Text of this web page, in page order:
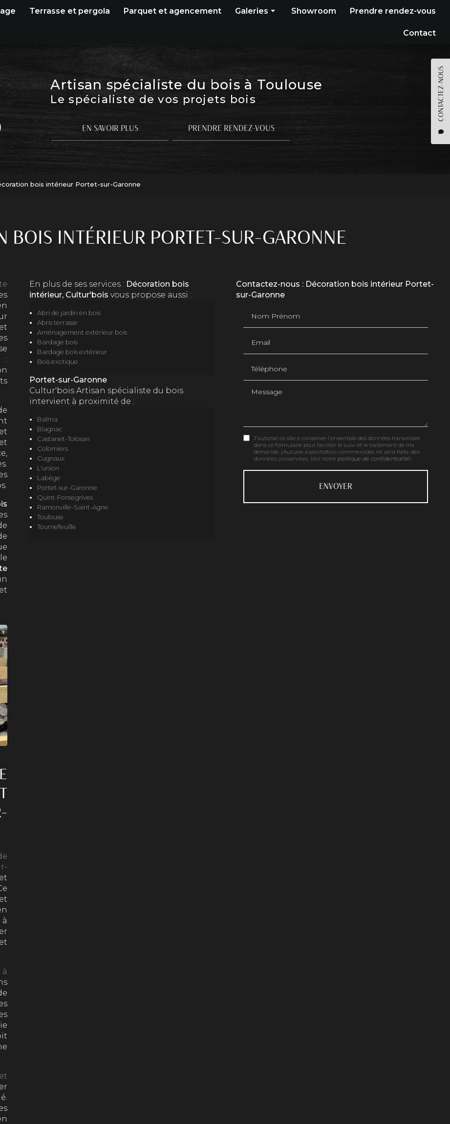
CONTACTEZ-NOUS
Terrasse et pergola Parquet et agencement Galeries
Pergola
Parquet
Showroom Prendre rendez-vous
Contact
Artisan spécialiste du bois à Toulouse
Le spécialiste de vos projets bois
EN SAVOIR PLUS PRENDRE RENDEZ-VOUS
bois intérieur Portet-sur-Garonne
BOIS INTÉRIEUR PORTET-SUR-GARONNE
:
En plus de ses services : Décoration bois
intérieur, Cultur'bois vous propose aussi :
Abri de jardin en bois
Abris terrasse
Aménagement extérieur bois
Bardage bois
Bardage bois extérieur
Bois exotique
Portet-sur-Garonne
Cultur'bois Artisan spécialiste du bois
intervient à proximité de :
Balma
Blagnac
Castanet-Tolosan
Colomiers
Cugnaux
L'union
Labège
Portet-sur-Garonne
Quint-Fonsegrives
Ramonville-Saint-Agne
Toulouse
Tournefeuille
Contactez-nous : Décoration bois intérieur Portet-
sur-Garonne
Message
J'autorise ce site à conserver l'ensemble des données transmises
dans ce formulaire pour faciliter le suivi et le traitement de ma
demande. (Aucune exploitation commerciale ne sera faite des
données conservées. Voir notre politique de confidentialité )